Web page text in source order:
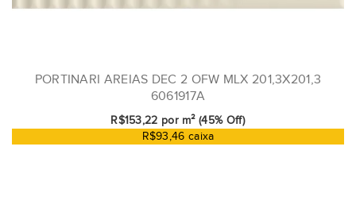
PORTINARI AREIAS DEC 2 OFW MLX 201,3X201,3
6061917A
R$153,22 por m² (45% Off)
R$93,46 caixa